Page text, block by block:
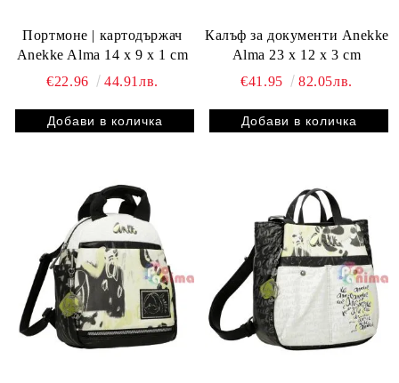
Портмонe | картодържач
Anekke Alma 14 x 9 x 1 cm
€22.96
44.91лв.
Калъф за документи Anekke
Alma 23 x 12 x 3 cm
€41.95
82.05лв.